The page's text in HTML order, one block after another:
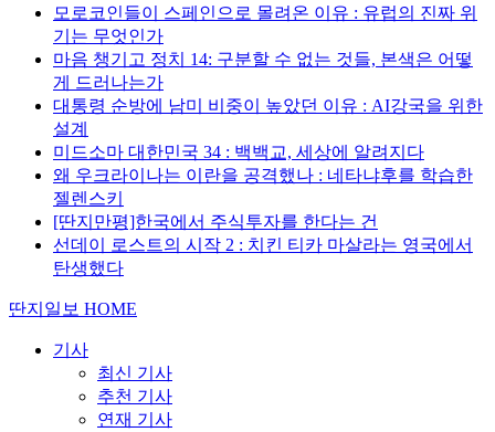
모로코인들이 스페인으로 몰려온 이유 : 유럽의 진짜 위
기는 무엇인가
마음 챙기고 정치 14: 구분할 수 없는 것들, 본색은 어떻
게 드러나는가
대통령 순방에 남미 비중이 높았던 이유 : AI강국을 위한
설계
미드소마 대한민국 34 : 백백교, 세상에 알려지다
왜 우크라이나는 이란을 공격했나 : 네타냐후를 학습한
젤렌스키
[딴지만평]한국에서 주식투자를 한다는 건
선데이 로스트의 시작 2 : 치킨 티카 마살라는 영국에서
탄생했다
딴지일보 HOME
기사
최신 기사
추천 기사
연재 기사